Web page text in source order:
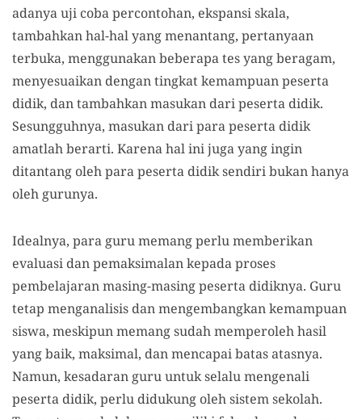
adanya uji coba percontohan, ekspansi skala,
tambahkan hal-hal yang menantang, pertanyaan
terbuka, menggunakan beberapa tes yang beragam,
menyesuaikan dengan tingkat kemampuan peserta
didik, dan tambahkan masukan dari peserta didik.
Sesungguhnya, masukan dari para peserta didik
amatlah berarti. Karena hal ini juga yang ingin
ditantang oleh para peserta didik sendiri bukan hanya
oleh gurunya.
Idealnya, para guru memang perlu memberikan
evaluasi dan pemaksimalan kepada proses
pembelajaran masing-masing peserta didiknya. Guru
tetap menganalisis dan mengembangkan kemampuan
siswa, meskipun memang sudah memperoleh hasil
yang baik, maksimal, dan mencapai batas atasnya.
Namun, kesadaran guru untuk selalu mengenali
peserta didik, perlu didukung oleh sistem sekolah.